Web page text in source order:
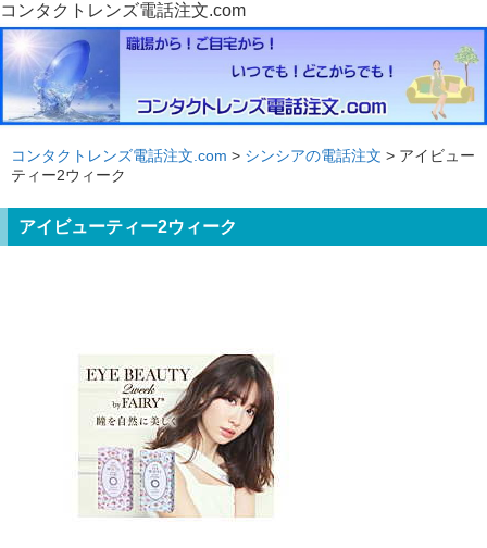
コンタクトレンズ電話注文.com
コンタクトレンズ電話注文.com > シンシアの電話注文 > アイビュー
ティー2ウィーク
アイビューティー2ウィーク